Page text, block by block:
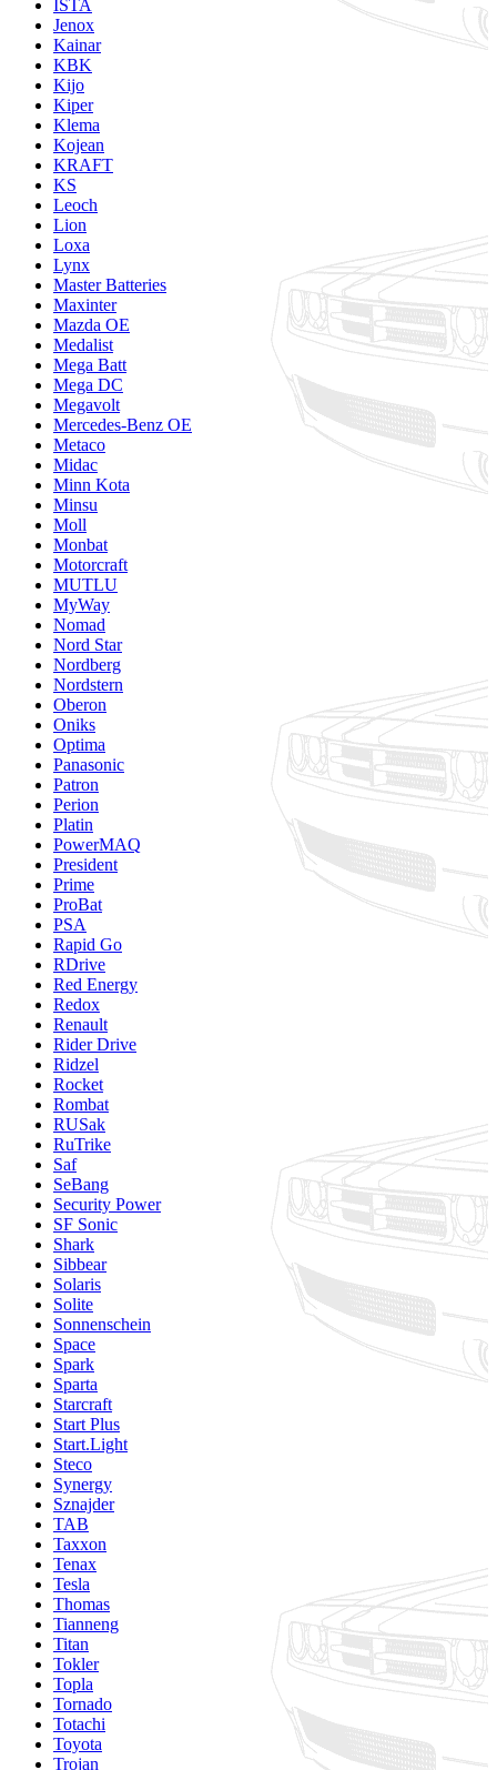
ISTA
Jenox
Kainar
KBK
Kijo
Kiper
Klema
Kojean
KRAFT
KS
Leoch
Lion
Loxa
Lynx
Master Batteries
Maxinter
Mazda OE
Medalist
Mega Batt
Mega DC
Megavolt
Mercedes-Benz OE
Metaco
Midac
Minn Kota
Minsu
Moll
Monbat
Motorcraft
MUTLU
MyWay
Nomad
Nord Star
Nordberg
Nordstern
Oberon
Oniks
Optima
Panasonic
Patron
Perion
Platin
PowerMAQ
President
Prime
ProBat
PSA
Rapid Go
RDrive
Red Energy
Redox
Renault
Rider Drive
Ridzel
Rocket
Rombat
RUSak
RuTrike
Saf
SeBang
Security Power
SF Sonic
Shark
Sibbear
Solaris
Solite
Sonnenschein
Space
Spark
Sparta
Starcraft
Start Plus
Start.Light
Steco
Synergy
Sznajder
TAB
Taxxon
Tenax
Tesla
Thomas
Tianneng
Titan
Tokler
Topla
Tornado
Totachi
Toyota
Trojan